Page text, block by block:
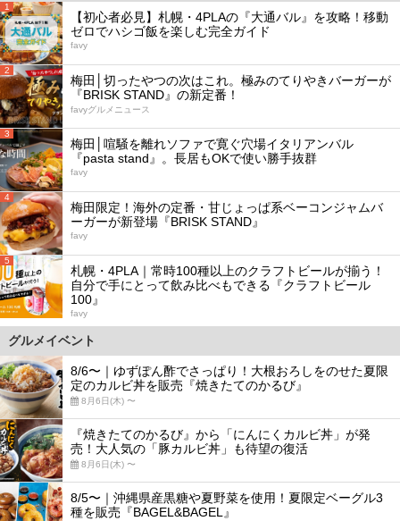
1
【初心者必見】札幌・4PLAの『大通バル』を攻略！移動
ゼロでハシゴ飯を楽しむ完全ガイド
favy
2
梅田│切ったやつの次はこれ。極みのてりやきバーガーが
『BRISK STAND』の新定番！
favyグルメニュース
3
梅田│喧騒を離れソファで寛ぐ穴場イタリアンバル
『pasta stand』。長居もOKで使い勝手抜群
favy
4
梅田限定！海外の定番・甘じょっぱ系ベーコンジャムバ
ーガーが新登場『BRISK STAND』
favy
5
札幌・4PLA｜常時100種以上のクラフトビールが揃う！
自分で手にとって飲み比べもできる『クラフトビール
100』
favy
グルメイベント
8/6〜｜ゆずぽん酢でさっぱり！大根おろしをのせた夏限
定のカルビ丼を販売『焼きたてのかるび』
8月6日(木) 〜
『焼きたてのかるび』から「にんにくカルビ丼」が発
売！大人気の「豚カルビ丼」も待望の復活
8月6日(木) 〜
8/5〜｜沖縄県産黒糖や夏野菜を使用！夏限定ベーグル3
種を販売『BAGEL&BAGEL』